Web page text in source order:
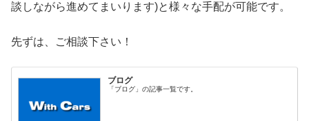
談しながら進めてまいります)と様々な手配が可能です。
先ずは、ご相談下さい！
ブログ
「ブログ」の記事一覧です。